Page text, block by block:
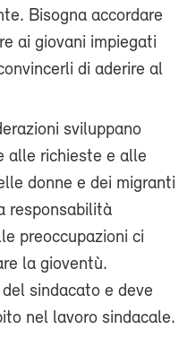
Bisogna accordare
ai giovani impiegati
di aderire al
sviluppano
alle richieste e alle
donne e dei migranti
responsabilità
preoccupazioni ci
la gioventù.
sindacato e deve
nel lavoro sindacale.